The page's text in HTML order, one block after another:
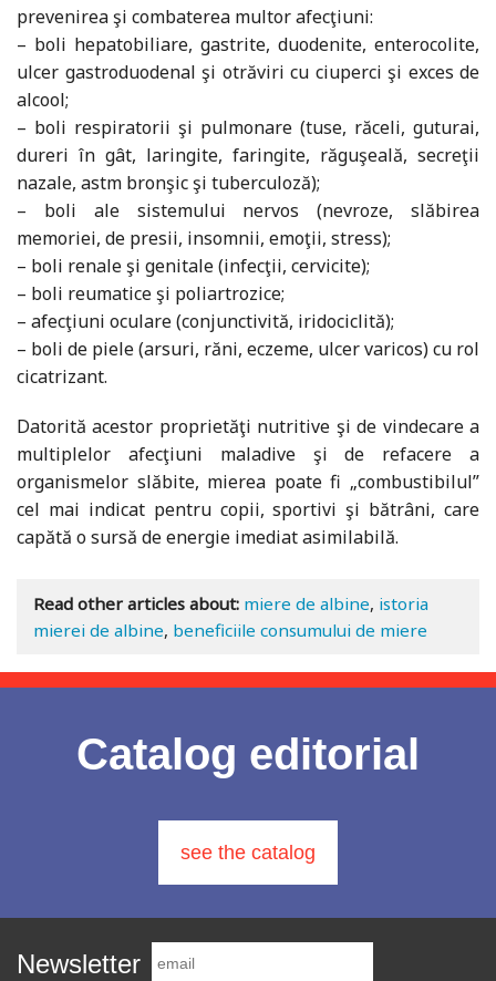
prevenirea şi combaterea multor afecţiuni:
– boli hepatobiliare, gastrite, duodenite, enterocolite,
ulcer gastroduodenal şi otrăviri cu ciuperci şi exces de
alcool;
– boli respiratorii şi pulmonare (tuse, răceli, guturai,
dureri în gât, laringite, faringite, răguşeală, secreţii
nazale, astm bronşic şi tuberculoză);
– boli ale sistemului nervos (nevroze, slăbirea
memoriei, de presii, insomnii, emoţii, stress);
– boli renale şi genitale (infecţii, cervicite);
– boli reumatice şi poliartrozice;
– afecţiuni oculare (conjunctivită, iridociclită);
– boli de piele (arsuri, răni, eczeme, ulcer varicos) cu rol
cicatrizant.
Datorită acestor proprietăţi nutritive şi de vindecare a
multiplelor afecţiuni maladive şi de refacere a
organismelor slăbite, mierea poate fi „combustibilul”
cel mai indicat pentru copii, sportivi şi bătrâni, care
capătă o sursă de energie imediat asimilabilă.
Read other articles about: miere de albine, istoria
mierei de albine, beneficiile consumului de miere
Catalog editorial
see the catalog
Newsletter